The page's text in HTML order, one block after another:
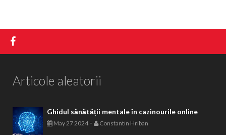
Articole aleatorii
Ghidul sănătății mentale în cazinourile online
May 27 2024- Constantin Hriban